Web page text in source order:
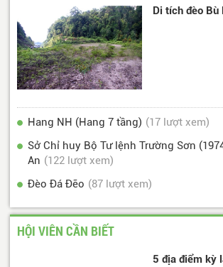
Di tích đèo Bù
Hang NH (Hang 7 tầng) (17 lượt xem)
Sở Chỉ huy Bộ Tư lệnh Trường Sơn
An (122 lượt xem)
Đèo Đá Đẽo (87 lượt xem)
HỘI VIÊN CẦN BIẾT
5 địa điểm kỳ